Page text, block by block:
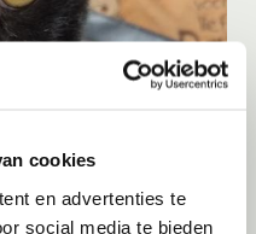
cookies
en advertenties te
social media te bieden